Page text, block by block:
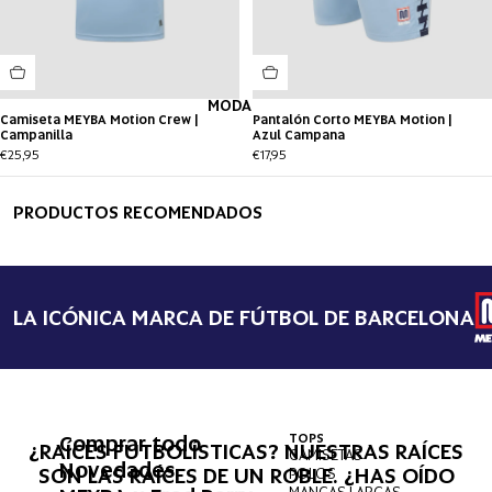
MODA
Comprar todo
Novedades
TOPS
CAMISETAS
POLOS
Camiseta MEYBA Motion Crew |
Campanilla
€25,95
Pantalón Corto MEYBA Motion |
Azul Campana
€17,95
PRODUCTOS RECOMENDADOS
LA ICÓNICA MARCA DE FÚTBOL DE BARCELONA
¿RAÍCES FUTBOLÍSTICAS? NUESTRAS RAÍCES
SON LAS RAÍCES DE UN ROBLE. ¿HAS OÍDO